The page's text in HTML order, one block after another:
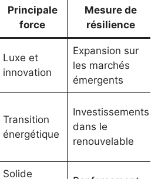
Principale
force
Mesure de
résilience
Luxe et
innovation
Expansion sur
les marchés
émergents
Transition
énergétique
Investissements
dans le
renouvelable
Solide